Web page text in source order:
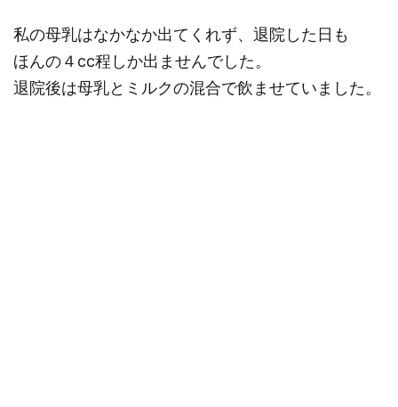
私の母乳はなかなか出てくれず、退院した日も
ほんの４cc程しか出ませんでした。
退院後は母乳とミルクの混合で飲ませていました。